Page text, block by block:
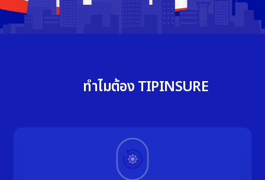
ทำไมต้อง TIPINSURE